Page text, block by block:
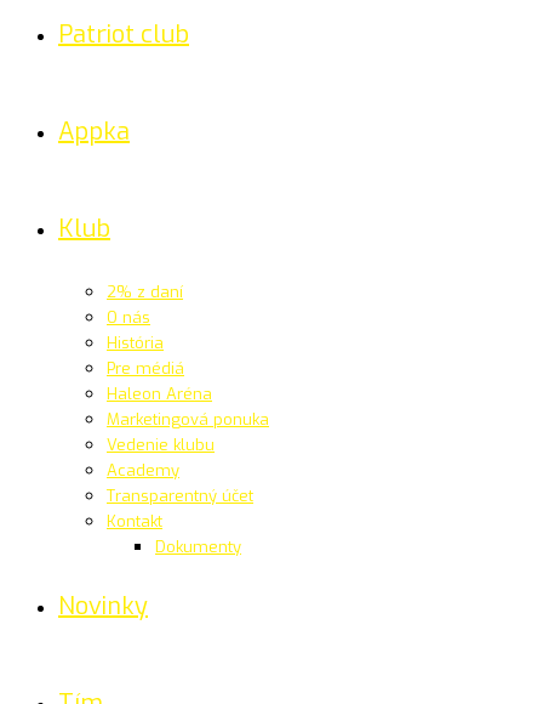
Patriot club
Appka
Klub
2% z daní
O nás
História
Pre médiá
Haleon Aréna
Marketingová ponuka
Vedenie klubu
Academy
Transparentný účet
Kontakt
Dokumenty
Novinky